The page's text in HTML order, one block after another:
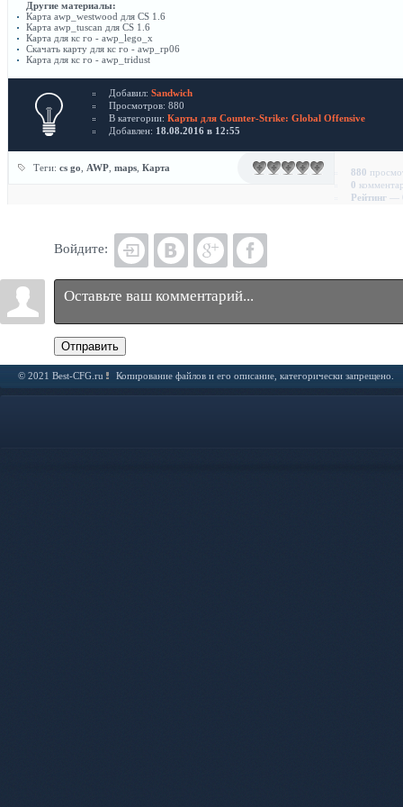
Другие материалы:
Карта awp_westwood для CS 1.6
Карта awp_tuscan для CS 1.6
Карта для кс го - awp_lego_x
Скачать карту для кс го - awp_rp06
Карта для кс го - awp_tridust
Добавил: Sandwich
Просмотров: 880
В категории: Карты для Counter-Strike: Global Offensive
Добавлен: 18.08.2016 в 12:55
880
0
Рейтинг —
Теги: cs go AWP maps Карта
Войдите:
Отправить
© 2021 Best-CFG.ru Копирование файлов и его описание, категорически запрещено.